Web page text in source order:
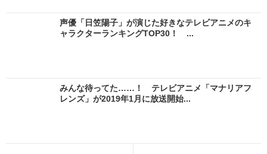
声優「日笠陽子」が演じた好きなテレビアニメのキ
ャラクターランキングTOP30！ ...
みんな待ってた……！ テレビアニメ「マナリアフ
レンズ」が2019年1月に放送開始...